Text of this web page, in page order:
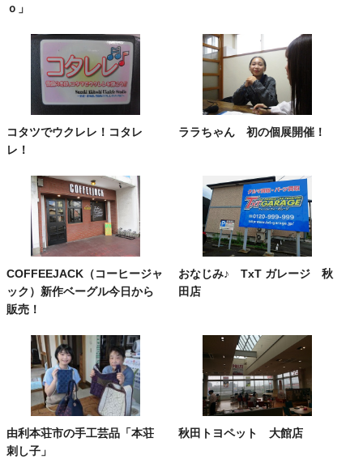
ｏ」
コタツでウクレレ！コタレ
レ！
ララちゃん 初の個展開催！
COFFEEJACK（コーヒージャ
ック）新作ベーグル今日から
販売！
おなじみ♪ TxT ガレージ 秋
田店
由利本荘市の手工芸品「本荘
刺し子」
秋田トヨペット 大館店